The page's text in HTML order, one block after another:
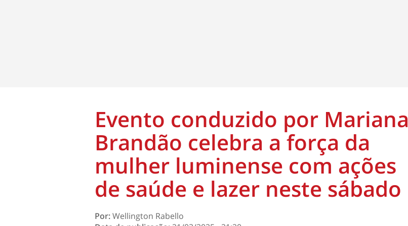
Evento conduzido por Mariana
Brandão celebra a força da
mulher luminense com ações
de saúde e lazer neste sábado
Por:Wellington Rabello